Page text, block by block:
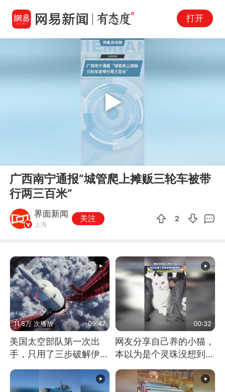
打开
Play
广西南宁通报“城管爬上摊贩三轮车被带
行两三百米”
界面新闻
上海
关注 2
11.8万 次播放 09:47
美国太空部队第一次出
手，只用了三步破解伊朗
防空
00:32
网友分享自己养的小猫，
本以为是个灵珠没想到是
魔丸